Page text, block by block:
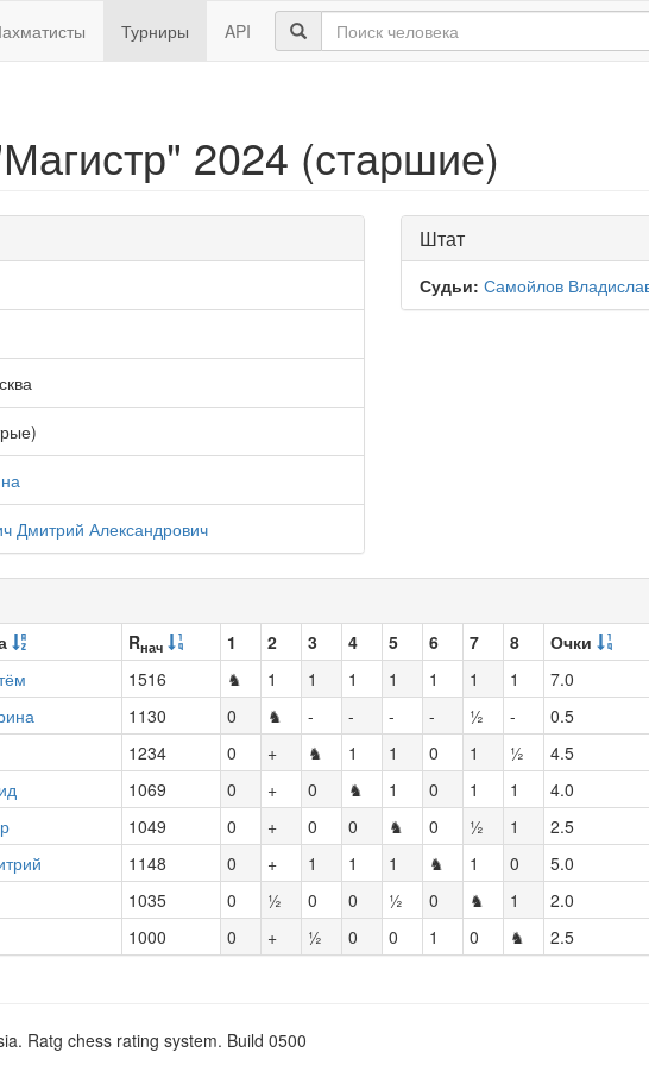
Турниры API
2024 (старшие)
Дмитрий Александрович
Штат
Судьи: Самойлов
Rнач 1 2 3 4 5 6 7 8
Очки
1516 ♞ 1 1 1 1 1 1 1
7.0
1130 0 ♞ - - - - ½ -
0.5
1234 0 + ♞ 1 1 0 1 ½
4.5
1069 0 + 0 ♞ 1 0 1 1
4.0
1049 0 + 0 0 ♞ 0 ½ 1
2.5
1148 0 + 1 1 1 ♞ 1 0
5.0
1035 0 ½ 0 0 ½ 0 ♞ 1
2.0
1000 0 + ½ 0 0 1 0 ♞ 2.5
Ratg chess rating system. Build 0500